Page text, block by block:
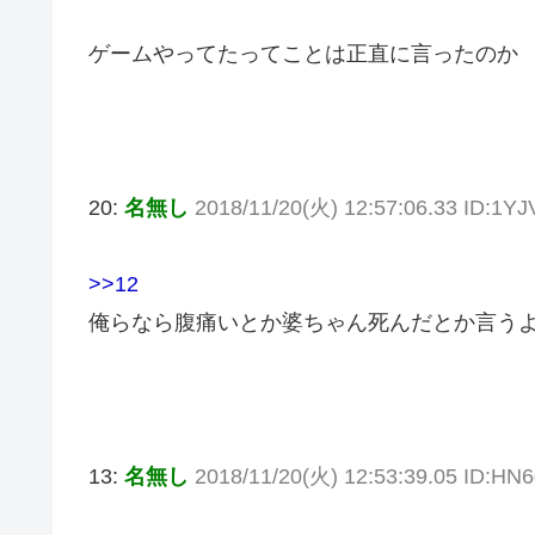
ゲームやってたってことは正直に言ったのか
20: 名無し 2018/11/20(火) 12:57:06.33
>>12
俺らなら腹痛いとか婆ちゃん死んだとか言う
13: 名無し 2018/11/20(火) 12:53:39.05